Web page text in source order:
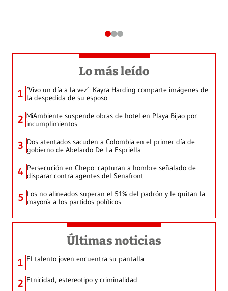
Lo más leído
1 ‘Vivo un día a la vez’: Kayra Harding comparte imágenes de
la despedida de su esposo
2 MiAmbiente suspende obras de hotel en Playa Bijao por
incumplimientos
3 Dos atentados sacuden a Colombia en el primer día de
gobierno de Abelardo De La Espriella
4 Persecución en Chepo: capturan a hombre señalado de
disparar contra agentes del Senafront
5 Los no alineados superan el 51% del padrón y le quitan la
mayoría a los partidos políticos
Últimas noticias
1 El talento joven encuentra su pantalla​
2 Etnicidad, estereotipo y criminalidad